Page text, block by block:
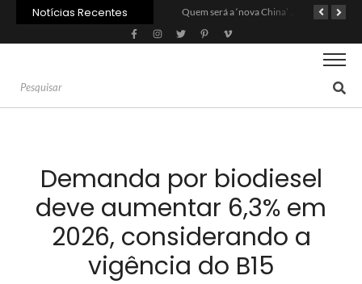
Notícias Recentes
Carne: Menor demanda da China exige reforço da diplomacia e inovação Quem será a ‘nova China’ do agro quando o apetite de Pequim acabar?
Demanda por biodiesel
deve aumentar 6,3% em
2026, considerando a
vigência do B15